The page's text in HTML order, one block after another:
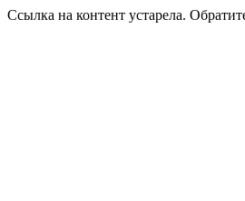
Ссылка на контент устарела.